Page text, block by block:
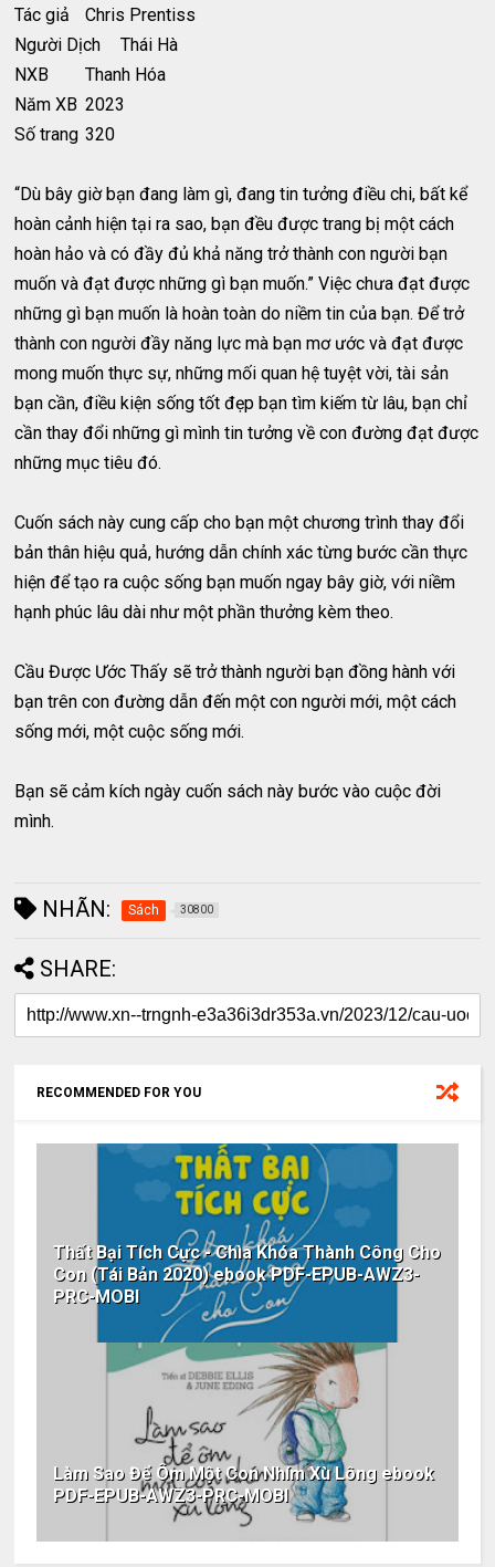
Tác giả
Chris Prentiss
Người Dịch
Thái Hà
NXB
Thanh Hóa
Năm XB 2023
Số trang 320
“Dù bây giờ bạn đang làm gì, đang tin tưởng điều chi, bất kể
hoàn cảnh hiện tại ra sao, bạn đều được trang bị một cách
hoàn hảo và có đầy đủ khả năng trở thành con người bạn
muốn và đạt được những gì bạn muốn.” Việc chưa đạt được
những gì bạn muốn là hoàn toàn do niềm tin của bạn. Để trở
thành con người đầy năng lực mà bạn mơ ước và đạt được
mong muốn thực sự, những mối quan hệ tuyệt vời, tài sản
bạn cần, điều kiện sống tốt đẹp bạn tìm kiếm từ lâu, bạn chỉ
cần thay đổi những gì mình tin tưởng về con đường đạt được
những mục tiêu đó.
Cuốn sách này cung cấp cho bạn một chương trình thay đổi
bản thân hiệu quả, hướng dẫn chính xác từng bước cần thực
hiện để tạo ra cuộc sống bạn muốn ngay bây giờ, với niềm
hạnh phúc lâu dài như một phần thưởng kèm theo.
Cầu Được Ước Thấy sẽ trở thành người bạn đồng hành với
bạn trên con đường dẫn đến một con người mới, một cách
sống mới, một cuộc sống mới.
Bạn sẽ cảm kích ngày cuốn sách này bước vào cuộc đời
mình.
NHÃN: Sách 30800
SHARE:
RECOMMENDED FOR YOU
Thất Bại Tích Cực - Chìa Khóa Thành Công Cho
Con (Tái Bản 2020) ebook PDF-EPUB-AWZ3-
PRC-MOBI
Làm Sao Để Ôm Một Con Nhím Xù Lông ebook
PDF-EPUB-AWZ3-PRC-MOBI